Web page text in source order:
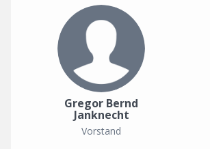
Gregor Bernd
Janknecht
Vorstand